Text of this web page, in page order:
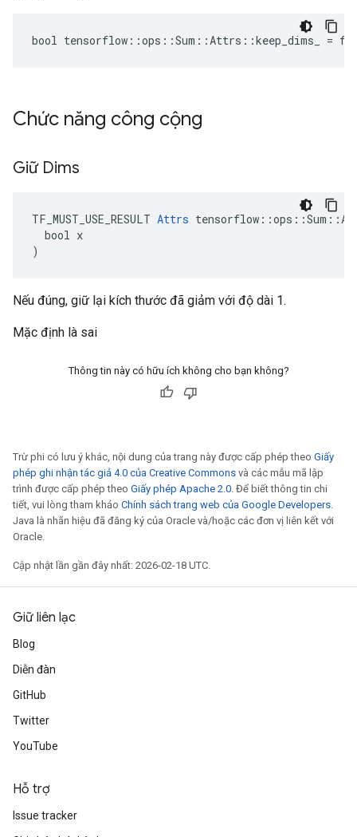
bool tensorflow::ops::Sum::Attrs::keep_dims_ =
Chức năng công cộng
Giữ Dims
TF_MUST_USE_RESULT Attrs
  bool x
)
Nếu đúng, giữ lại kích thước đã giảm với độ dài 1.
Mặc định là sai
Thông tin này có hữu ích không cho bạn không?
Trừ phi có lưu ý khác, nội dung của trang này được cấp phép theo Giấy
phép ghi nhận tác giả 4.0 của Creative Commons và các mẫu mã lập
trình được cấp phép theo Giấy phép Apache 2.0. Để biết thông tin chi
tiết, vui lòng tham khảo Chính sách trang web của Google Developers.
Java là nhãn hiệu đã đăng ký của Oracle và/hoặc các đơn vị liên kết với
Oracle.
Cập nhật lần gần đây nhất: 2026-02-18 UTC.
Giữ liên lạc
Blog
Diễn đàn
GitHub
Twitter
YouTube
Hỗ trợ
Issue tracker